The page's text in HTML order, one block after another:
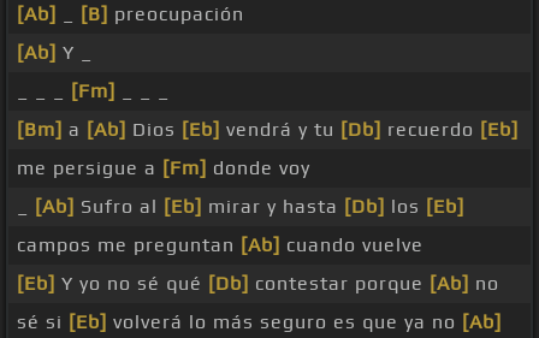
[Ab]
[B] preocupación
[Ab] Y _
[Fm]
[Bm] a [Ab] Dios [Eb] vendrá y tu [Db] recuerdo [Eb]
me persigue a [Fm] donde voy
[Ab] Sufro al [Eb] mirar y hasta [Db] los [Eb]
campos me preguntan [Ab] cuando vuelve
[Eb] Y yo no sé qué [Db] contestar porque [Ab] no
sé si [Eb] volverá lo más seguro es que ya no [Ab]